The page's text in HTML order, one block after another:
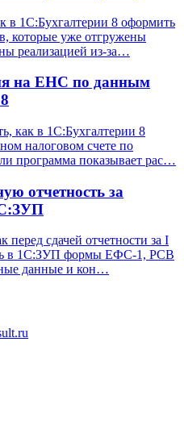
в 1С:Бухгалтерии 8 оформить
которые уже отгружены
реализацией из-за…
на ЕНС по данным
как в 1С:Бухгалтерии 8
налоговом счете по
программа показывает рас…
отчетность за
перед сдачей отчетности за I
в 1С:ЗУП формы ЕФС-1, РСВ
данные и кон…